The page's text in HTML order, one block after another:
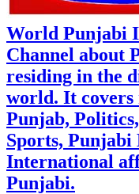
World Punjabi
Channel about
residing in the
world. It covers
Punjab,
Sports,
International
Punjabi.